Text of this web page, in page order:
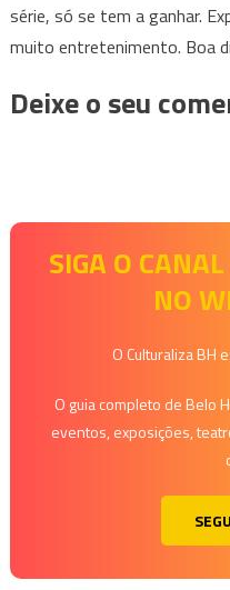
série, só se tem a ganhar.
muito entretenimento. Boa
Deixe o seu
SIGA O
NO
O Culturaliza BH
O guia completo de Belo
eventos, exposições,